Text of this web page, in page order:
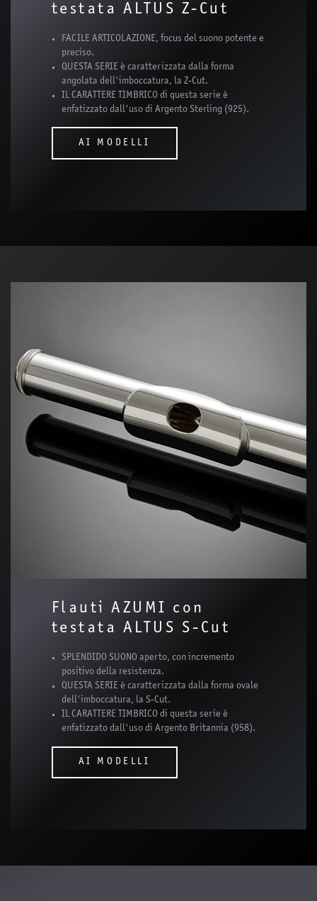
testata ALTUS Z-Cut
FACILE ARTICOLAZIONE, focus del suono potente e
preciso.
QUESTA SERIE è caratterizzata dalla forma
angolata dell'imboccatura, la Z-Cut.
IL CARATTERE TIMBRICO di questa serie è
enfatizzato dall'uso di Argento Sterling (925).
AI MODELLI
Flauti AZUMI con
testata ALTUS S-Cut
SPLENDIDO SUONO aperto, con incremento
positivo della resistenza.
QUESTA SERIE è caratterizzata dalla forma ovale
dell'imboccatura, la S-Cut.
IL CARATTERE TIMBRICO di questa serie è
enfatizzato dall'uso di Argento Britannia (958).
AI MODELLI